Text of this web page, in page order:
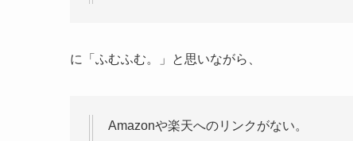
に「ふむふむ。」と思いながら、
Amazonや楽天へのリンクがない。